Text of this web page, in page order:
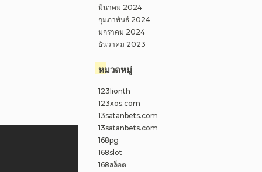
มีนาคม 2024
กุมภาพันธ์ 2024
มกราคม 2024
ธันวาคม 2023
หมวดหมู่
123lionth
123xos.com
13satanbets.com
13satanbets.com
168pg
168slot
168สล็อต